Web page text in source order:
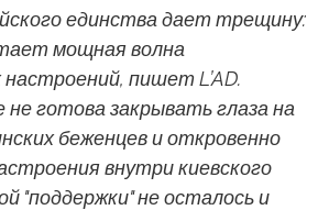
единства дает трещину:
мощная волна
пишет L’AD.
готова закрывать глаза на
беженцев и откровенно
внутри киевского
"поддержки" не осталось и